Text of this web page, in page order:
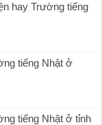
hay Trường tiếng
tiếng Nhật ở
tiếng Nhật ở tỉnh